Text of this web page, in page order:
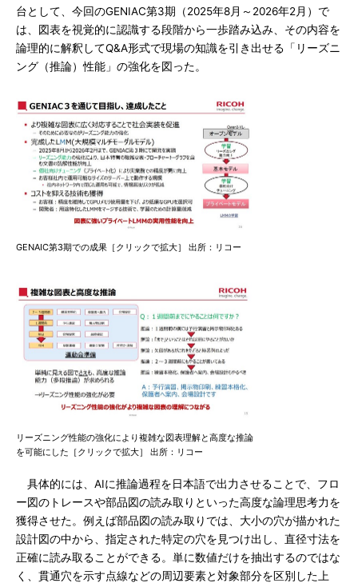
台として、今回のGENIAC第3期（2025年8月～2026年2月）で
は、図表を視覚的に認識する段階から一歩踏み込み、その内容を
論理的に解釈してQ&A形式で現場の知識を引き出せる「リーズニ
ング（推論）性能」の強化を図った。
GENAIC第3期での成果［クリックで拡大］ 出所：リコー
リーズニング性能の強化により複雑な図表理解と高度な推論
を可能にした［クリックで拡大］ 出所：リコー
具体的には、AIに推論過程を日本語で出力させることで、フロ
ー図のトレースや部品図の読み取りといった高度な論理思考力を
獲得させた。例えば部品図の読み取りでは、大小の穴が描かれた
設計図の中から、指定された特定の穴を見つけ出し、直径寸法を
正確に読み取ることができる。単に数値だけを抽出するのではな
く、貫通穴を示す点線などの周辺要素と対象部分を区別した上